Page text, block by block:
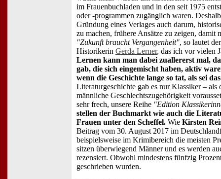
im Frauenbuchladen und in den seit 1975
oder -programmen zugänglich waren.
Gründung eines Verlages auch darum,
zu machen, frühere Ansätze zu zeigen, damit
"Zukunft braucht Vergangenheit", so lautet
Historikerin Gerda Lerner, das ich vor vielen
Lernen kann man dabei zuallererst mal,
gab, die sich eingemischt haben, aktiv
wenn die Geschichte lange so tat, als sei
Literaturgeschichte gab es nur Klassiker – als
männliche Geschlechtszugehörigkeit
sehr frech, unsere Reihe "Edition
stellen der Buchmarkt wie auch die
Frauen unter den Scheffel. Wie Kirsten
Beitrag vom 30. August 2017 im
beispielsweise im Krimibereich die meisten
sitzen überwiegend Männer und es werden
rezensiert. Obwohl mindestens fünfzig
geschrieben wurden.